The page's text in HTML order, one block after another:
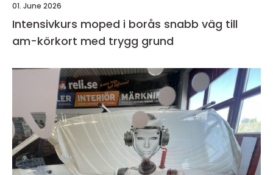
01. June 2026
Intensivkurs moped i borås snabb väg till
am-körkort med trygg grund